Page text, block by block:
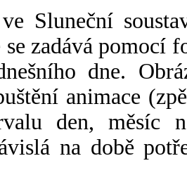
Sluneční
zadává pomocí
dne.
animace
den, měsíc
na době